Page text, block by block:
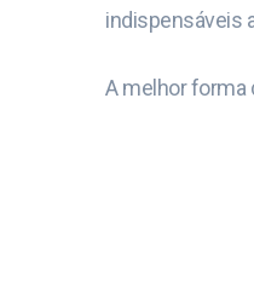
indispensáveis
A melhor forma